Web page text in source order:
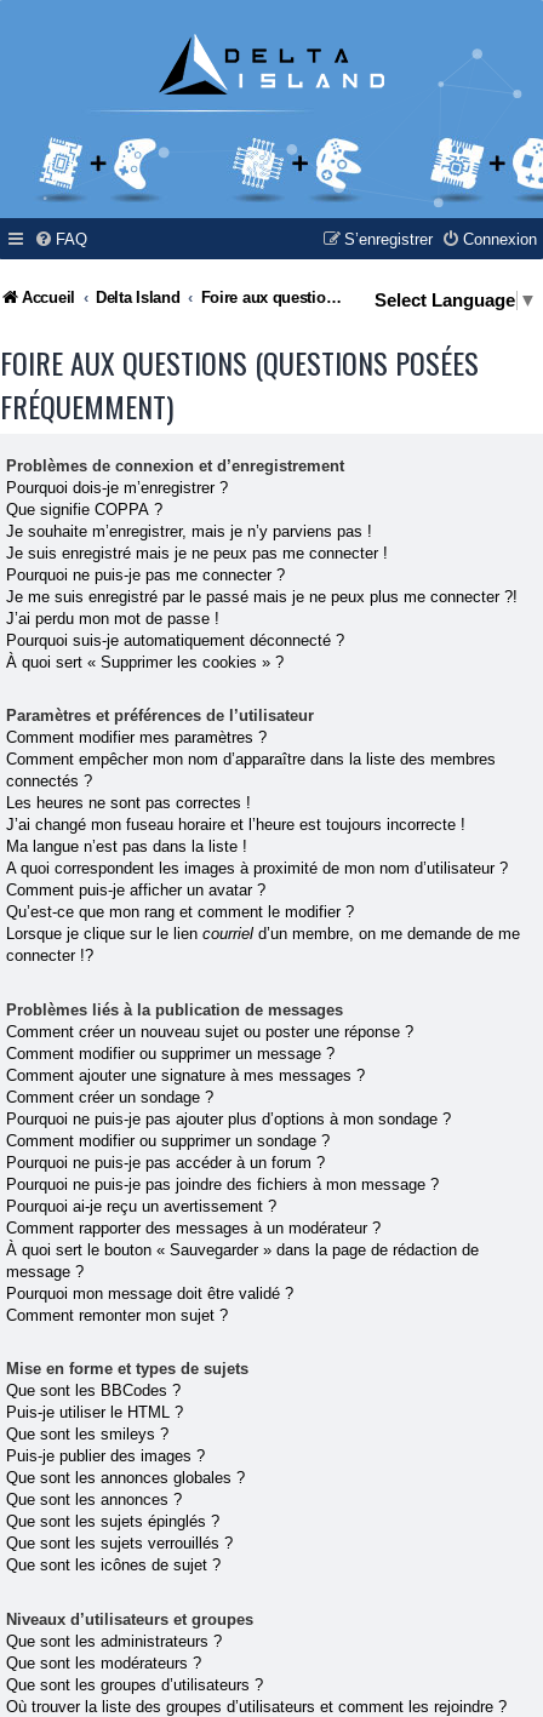
FAQ Connexion
S’enregistrer
Accueil Delta Island Foire aux questions (Questions posées fréquemment) Select Language ▼
FOIRE AUX QUESTIONS (QUESTIONS POSÉES
FRÉQUEMMENT)
Problèmes de connexion et d’enregistrement
Pourquoi dois-je m’enregistrer ?
Que signifie COPPA ?
Je souhaite m’enregistrer, mais je n’y parviens pas !
Je suis enregistré mais je ne peux pas me connecter !
Pourquoi ne puis-je pas me connecter ?
Je me suis enregistré par le passé mais je ne peux plus me connecter ?!
J’ai perdu mon mot de passe !
Pourquoi suis-je automatiquement déconnecté ?
À quoi sert « Supprimer les cookies » ?
Paramètres et préférences de l’utilisateur
Comment modifier mes paramètres ?
Comment empêcher mon nom d’apparaître dans la liste des membres
connectés ?
Les heures ne sont pas correctes !
J’ai changé mon fuseau horaire et l’heure est toujours incorrecte !
Ma langue n’est pas dans la liste !
A quoi correspondent les images à proximité de mon nom d’utilisateur ?
Comment puis-je afficher un avatar ?
Qu’est-ce que mon rang et comment le modifier ?
Lorsque je clique sur le lien courriel d’un membre, on me demande de me
connecter !?
Problèmes liés à la publication de messages
Comment créer un nouveau sujet ou poster une réponse ?
Comment modifier ou supprimer un message ?
Comment ajouter une signature à mes messages ?
Comment créer un sondage ?
Pourquoi ne puis-je pas ajouter plus d’options à mon sondage ?
Comment modifier ou supprimer un sondage ?
Pourquoi ne puis-je pas accéder à un forum ?
Pourquoi ne puis-je pas joindre des fichiers à mon message ?
Pourquoi ai-je reçu un avertissement ?
Comment rapporter des messages à un modérateur ?
À quoi sert le bouton « Sauvegarder » dans la page de rédaction de
message ?
Pourquoi mon message doit être validé ?
Comment remonter mon sujet ?
Mise en forme et types de sujets
Que sont les BBCodes ?
Puis-je utiliser le HTML ?
Que sont les smileys ?
Puis-je publier des images ?
Que sont les annonces globales ?
Que sont les annonces ?
Que sont les sujets épinglés ?
Que sont les sujets verrouillés ?
Que sont les icônes de sujet ?
Niveaux d’utilisateurs et groupes
Que sont les administrateurs ?
Que sont les modérateurs ?
Que sont les groupes d’utilisateurs ?
Où trouver la liste des groupes d’utilisateurs et comment les rejoindre ?